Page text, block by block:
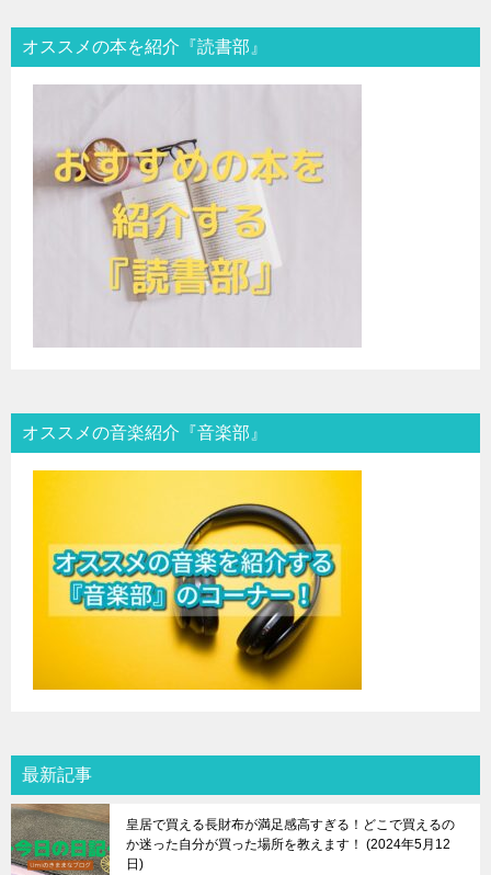
オススメの本を紹介『読書部』
オススメの音楽紹介『音楽部』
最新記事
皇居で買える長財布が満足感高すぎる！どこで買えるの
か迷った自分が買った場所を教えます！
2024年5月12
日